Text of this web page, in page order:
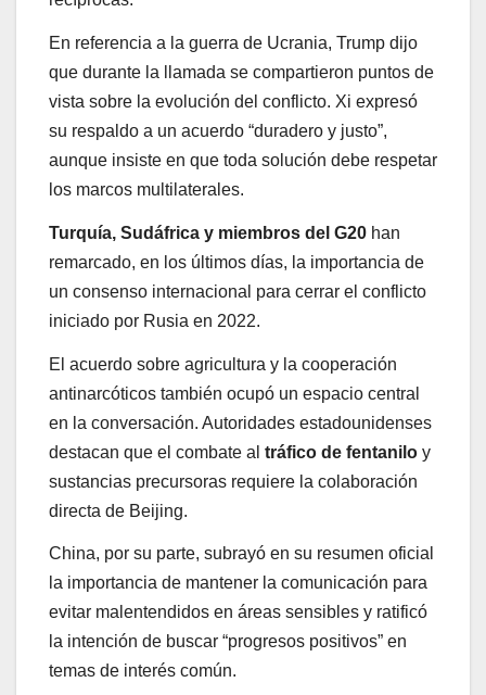
En referencia a la guerra de Ucrania, Trump dijo
que durante la llamada se compartieron puntos de
vista sobre la evolución del conflicto. Xi expresó
su respaldo a un acuerdo “duradero y justo”,
aunque insiste en que toda solución debe respetar
los marcos multilaterales.
Turquía, Sudáfrica y miembros del G20 han
remarcado, en los últimos días, la importancia de
un consenso internacional para cerrar el conflicto
iniciado por Rusia en 2022.
El acuerdo sobre agricultura y la cooperación
antinarcóticos también ocupó un espacio central
en la conversación. Autoridades estadounidenses
destacan que el combate al tráfico de fentanilo y
sustancias precursoras requiere la colaboración
directa de Beijing.
China, por su parte, subrayó en su resumen oficial
la importancia de mantener la comunicación para
evitar malentendidos en áreas sensibles y ratificó
la intención de buscar “progresos positivos” en
temas de interés común.